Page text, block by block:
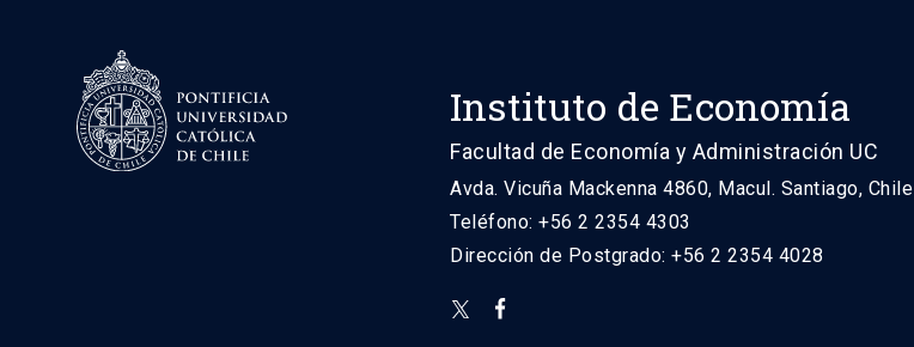
Instituto de Economía
Facultad de Economía y Administración UC
Avda. Vicuña Mackenna 4860, Macul. Santiago, Chile
Teléfono: +56 2 2354 4303
Dirección de Postgrado: +56 2 2354 4028